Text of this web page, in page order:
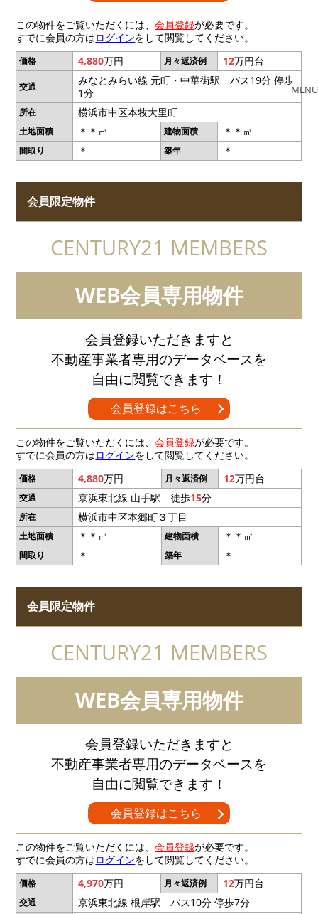
MENU
この物件をご覧いただくには、会員登録が必要です。
すでに会員の方はログインをして閲覧してください。
価格 4,880万円 月々返済例 12万円台
交通
みなとみらい線 元町・中華街駅 バス19分 停歩
1分
所在 横浜市中区本牧大里町
土地面積 ＊＊㎡ 建物面積 ＊＊㎡
間取り ＊ 築年 ＊
会員限定物件
CENTURY21 MEMBERS
WEB会員専用物件
会員登録いただきますと
不動産事業者専用のデータベースを
自由に閲覧できます！
会員登録はこちら
この物件をご覧いただくには、会員登録が必要です。
すでに会員の方はログインをして閲覧してください。
価格 4,880万円 月々返済例 12万円台
交通 京浜東北線 山手駅 徒歩15分
所在 横浜市中区本郷町３丁目
土地面積 ＊＊㎡ 建物面積 ＊＊㎡
間取り ＊ 築年 ＊
会員限定物件
CENTURY21 MEMBERS
WEB会員専用物件
会員登録いただきますと
不動産事業者専用のデータベースを
自由に閲覧できます！
会員登録はこちら
この物件をご覧いただくには、会員登録が必要です。
すでに会員の方はログインをして閲覧してください。
価格 4,970万円 月々返済例 12万円台
交通 京浜東北線 根岸駅 バス10分 停歩7分